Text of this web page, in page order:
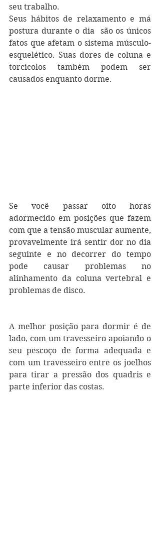
seu trabalho.
Seus hábitos de relaxamento e má
postura durante o dia  são os únicos
fatos que afetam o sistema músculo-
esquelético. Suas dores de coluna e
torcicolos também podem ser
causados enquanto dorme.
Se você passar oito horas
adormecido em posições que fazem
com que a tensão muscular aumente,
provavelmente irá sentir dor no dia
seguinte e no decorrer do tempo
pode causar problemas no
alinhamento da coluna vertebral e
problemas de disco.
A melhor posição para dormir é de
lado, com um travesseiro apoiando o
seu pescoço de forma adequada e
com um travesseiro entre os joelhos
para tirar a pressão dos quadris e
parte inferior das costas.